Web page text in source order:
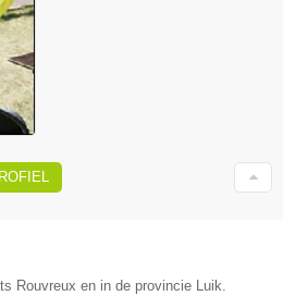
Rouvreux en in de provincie Luik.